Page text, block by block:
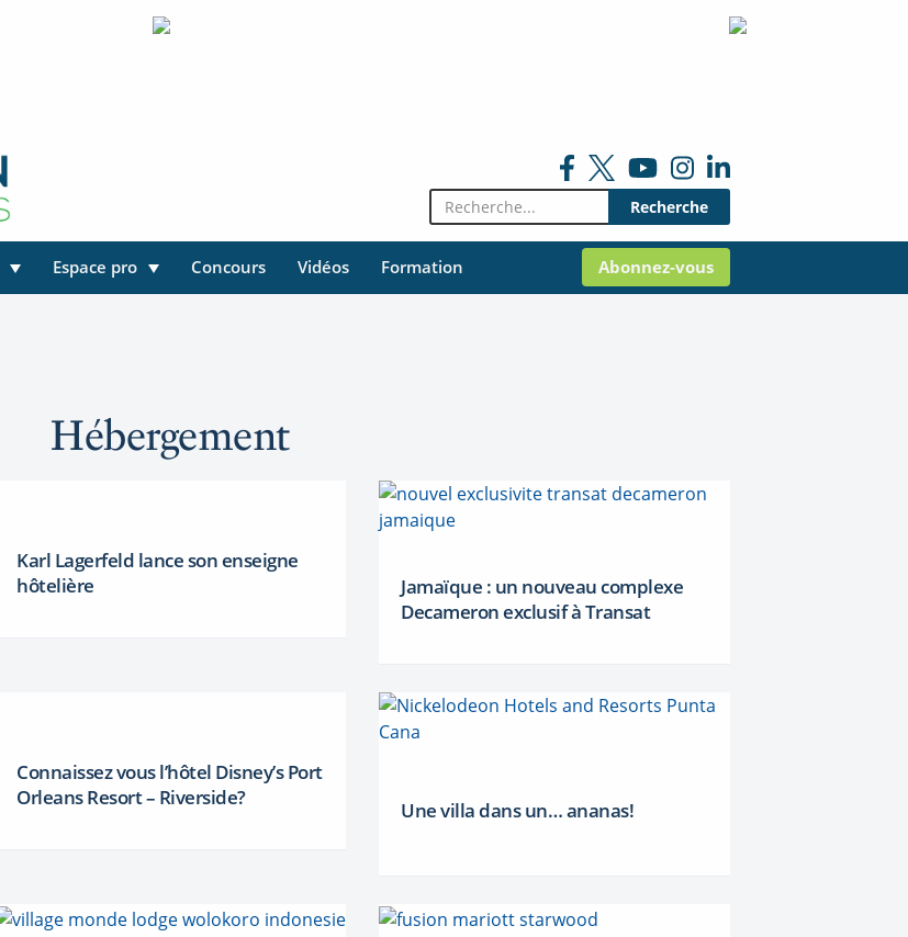
Rechercher:
Espace pro Concours Vidéos Formation Abonnez-vous
Hébergement
Karl Lagerfeld lance son enseigne
hôtelière
Jamaïque : un nouveau complexe
Decameron exclusif à Transat
Connaissez vous l’hôtel Disney’s Port
Orleans Resort – Riverside?
Une villa dans un… ananas!